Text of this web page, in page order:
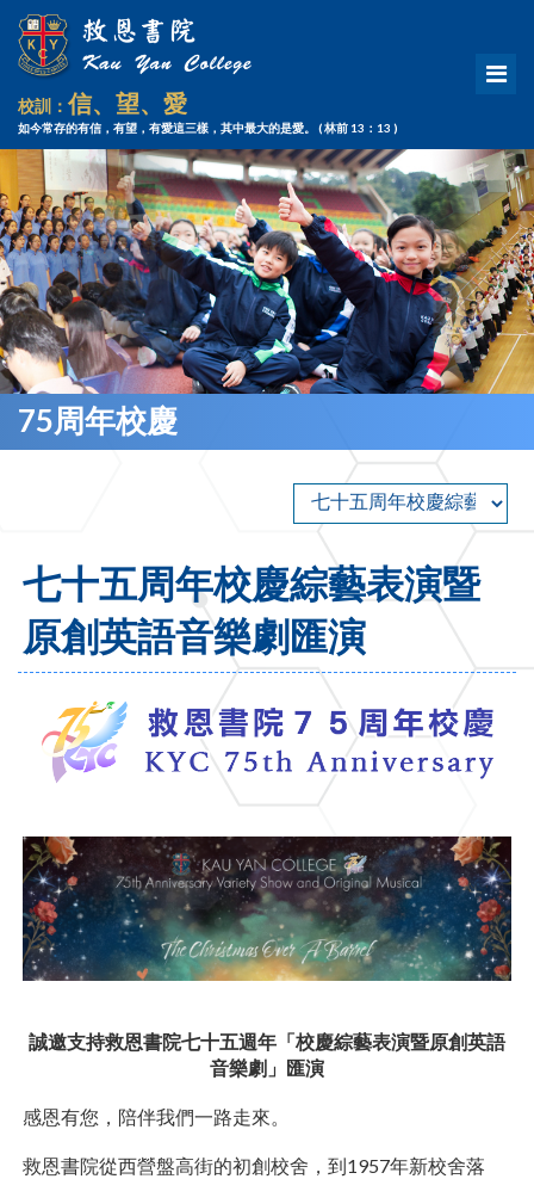
校訓：信、望、愛
如今常存的有信，有望，有愛這三樣，其中最大的是愛。 ( 林前 13：13 )
75周年校慶
七十五周年校慶綜藝表演暨
原創英語音樂劇匯演
誠邀支持救恩書院七十五週年「校慶綜藝表演暨原創英語
音樂劇」匯演
感恩有您，陪伴我們一路走來。
救恩書院從西營盤高街的初創校舍，到1957年新校舍落